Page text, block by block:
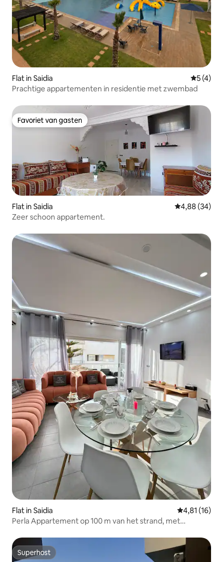
Flat in Saidia
5 (4)
Prachtige appartementen in residentie met zwembad
Favoriet van gasten
Favoriet van gasten
Flat in Saidia Gemiddelde
4,88 (34)
Zeer schoon appartement.
Flat in Saidia Gemiddelde
4,81 (16)
Perla Appartement op 100 m van het strand, met
Superhost
Superhost